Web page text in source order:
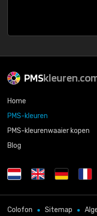
PMS
Home
PMS-kleuren
PMS-kleurenwaaier kopen
Blog
Colofon Sitemap